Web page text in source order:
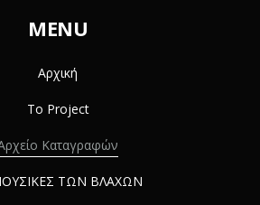
MENU
Αρχική
Το Project
Καταγραφών
ΤΩΝ ΒΛΑΧΩΝ